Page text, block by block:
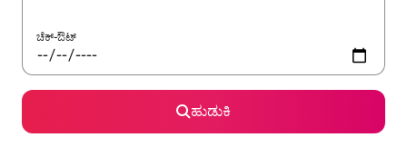
ಚೆಕ್-ಔಟ್
ಹುಡುಕಿ